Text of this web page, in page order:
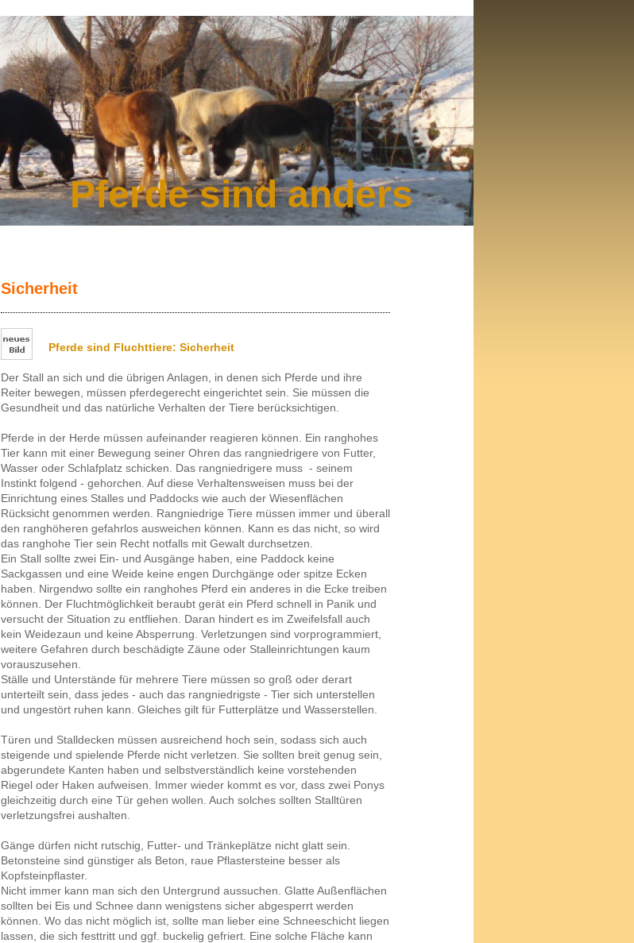
Pferde sind anders
Sicherheit
Pferde sind Fluchttiere: Sicherheit
Der Stall an sich und die übrigen Anlagen, in denen sich Pferde und ihre
Reiter bewegen, müssen pferdegerecht eingerichtet sein. Sie müssen die
Gesundheit und das natürliche Verhalten der Tiere berücksichtigen.
Pferde in der Herde müssen aufeinander reagieren können. Ein ranghohes
Tier kann mit einer Bewegung seiner Ohren das rangniedrigere von Futter,
Wasser oder Schlafplatz schicken. Das rangniedrigere muss - seinem
Instinkt folgend - gehorchen. Auf diese Verhaltensweisen muss bei der
Einrichtung eines Stalles und Paddocks wie auch der Wiesenflächen
Rücksicht genommen werden. Rangniedrige Tiere müssen immer und überall
den ranghöheren gefahrlos ausweichen können. Kann es das nicht, so wird
das ranghohe Tier sein Recht notfalls mit Gewalt durchsetzen.
Ein Stall sollte zwei Ein- und Ausgänge haben, eine Paddock keine
Sackgassen und eine Weide keine engen Durchgänge oder spitze Ecken
haben. Nirgendwo sollte ein ranghohes Pferd ein anderes in die Ecke treiben
können. Der Fluchtmöglichkeit beraubt gerät ein Pferd schnell in Panik und
versucht der Situation zu entfliehen. Daran hindert es im Zweifelsfall auch
kein Weidezaun und keine Absperrung. Verletzungen sind vorprogrammiert,
weitere Gefahren durch beschädigte Zäune oder Stalleinrichtungen kaum
vorauszusehen.
Ställe und Unterstände für mehrere Tiere müssen so groß oder derart
unterteilt sein, dass jedes - auch das rangniedrigste - Tier sich unterstellen
und ungestört ruhen kann. Gleiches gilt für Futterplätze und Wasserstellen.
Türen und Stalldecken müssen ausreichend hoch sein, sodass sich auch
steigende und spielende Pferde nicht verletzen. Sie sollten breit genug sein,
abgerundete Kanten haben und selbstverständlich keine vorstehenden
Riegel oder Haken aufweisen. Immer wieder kommt es vor, dass zwei Ponys
gleichzeitig durch eine Tür gehen wollen. Auch solches sollten Stalltüren
verletzungsfrei aushalten.
Gänge dürfen nicht rutschig, Futter- und Tränkeplätze nicht glatt sein.
Betonsteine sind günstiger als Beton, raue Pflastersteine besser als
Kopfsteinpflaster.
Nicht immer kann man sich den Untergrund aussuchen. Glatte Außenflächen
sollten bei Eis und Schnee dann wenigstens sicher abgesperrt werden
können. Wo das nicht möglich ist, sollte man lieber eine Schneeschicht liegen
lassen, die sich festtritt und ggf. buckelig gefriert. Eine solche Fläche kann